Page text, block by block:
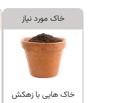
خاک مورد نياز
خاک هایی با زهکش